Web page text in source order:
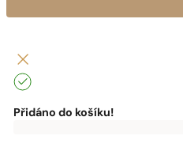
Přidáno do košíku!